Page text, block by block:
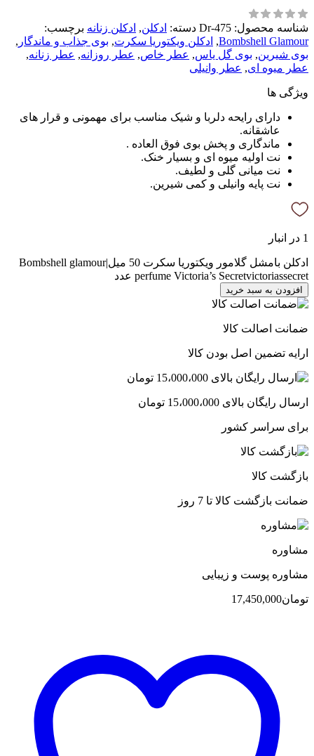
شناسه محصول: Dr-475 دسته: ادکلن, ادکلن زنانه برچسب:
Bombshell Glamour
, ادکلن ویکتوریا سکرت, بوی جذاب و ماندگار ,
بوی شیرین, بوی گل یاس, عطر خاص, عطر روزانه, عطر زنانه,
عطر میوه ای, عطر وانیلی
ویژگی ها
دارای رایحه دلربا و شیک مناسب برای مهمونی و قرار های
عاشقانه.
ماندگاری و پخش بوی فوق العاده .
نت اولیه میوه ای و بسیار خنک.
نت میانی گلی و لطیف.
نت پایه وانیلی و کمی شیرین.
1 در انبار
ادکلن بامشل گلامور ویکتوریا سکرت 50 میل|Bombshell glamour
perfume Victoria’s Secretvictoriassecret عدد
افزودن به سبد خرید
ضمانت اصالت کالا
ارایه تضمین اصل بودن کالا
ارسال رایگان بالای 15،000،000 تومان
برای سراسر کشور
بازگشت کالا
ضمانت بازگشت کالا تا 7 روز
مشاوره
مشاوره پوست و زیبایی
تومان17,450,000